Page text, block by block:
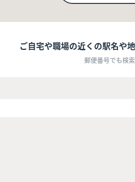
ご自宅や職場の近くの駅名や
郵便番号でも検